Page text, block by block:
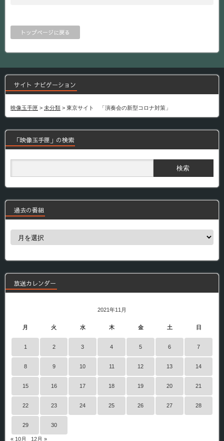
トップページに戻る
サイト ナビゲーション
映像玉手匣 > 未分類 > 東京サイト 「演奏会の新型コロナ対策」
「映像玉手匣」の検索
過去の番組
過
組
放送カレンダー
2021年11月
月 火 水 木 金 土 日
1 2 3 4 5 6 7
8 9 10 11 12 13 14
15 16 17 18 19 20 21
22 23 24 25 26 27 28
29 30
« 10月 12月 »